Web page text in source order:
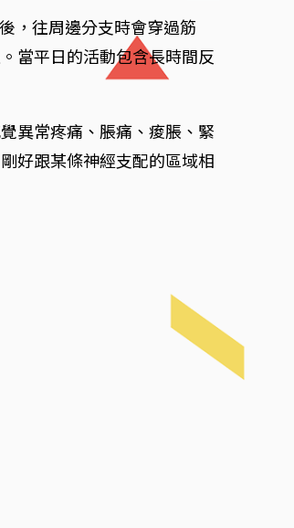
，往周邊分支時會穿過筋
當平日的活動包含長時間反
異常疼痛、脹痛、痠脹、緊
好跟某條神經支配的區域相